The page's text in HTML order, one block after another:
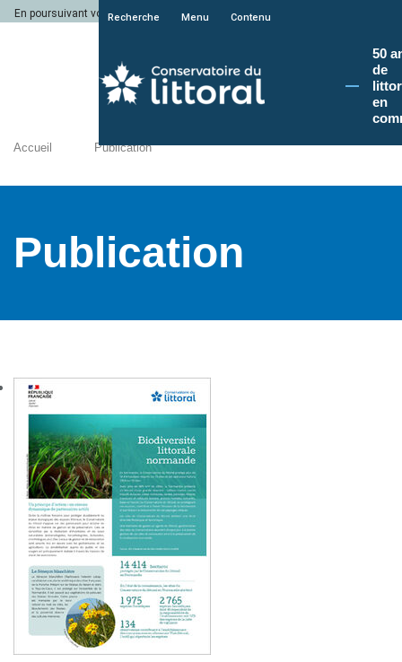
En poursuivant votre navigation sur le site du Conservatoire du littoral, vous
Recherche Menu Contenu
50
de
en
Accueil Publication
Publication